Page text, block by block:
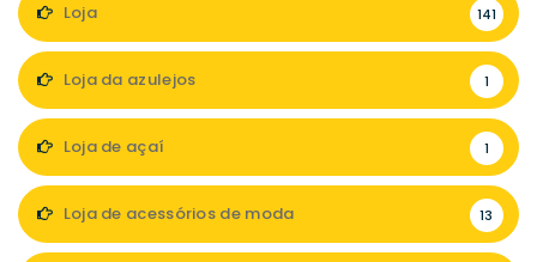
Loja 141
Loja da azulejos 1
Loja de açaí 1
Loja de acessórios de moda 13